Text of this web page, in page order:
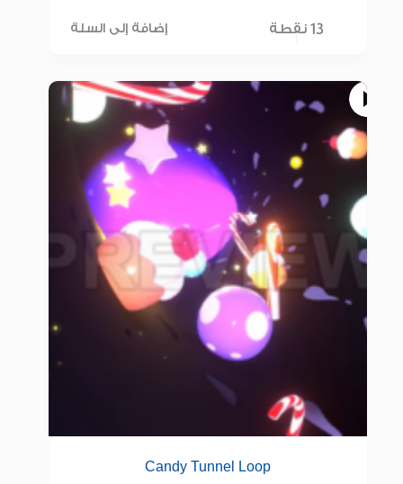
13 نقطة إضافة إلى السلة
Candy Tunnel Loop